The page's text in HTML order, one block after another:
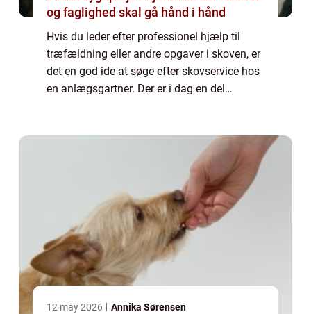
og faglighed skal gå hånd i hånd
Hvis du leder efter professionel hjælp til
træfældning eller andre opgaver i skoven, er
det en god ide at søge efter skovservice hos
en anlægsgartner. Der er i dag en del
12 may 2026 Annika Sørensen